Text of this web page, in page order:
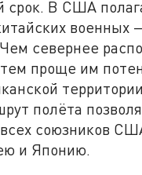
срок. В США
военных
севернее
проще им
полёта
союзников
и Японию.